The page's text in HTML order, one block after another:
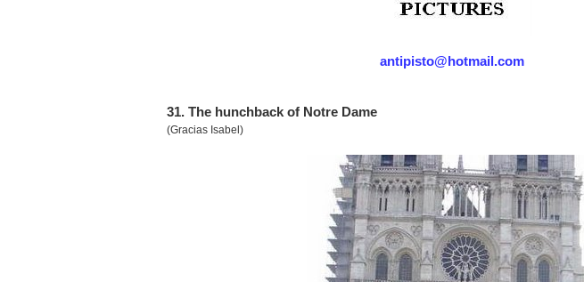
antipisto@hotmail.com
31. The hunchback of Notre Dame
(Gracias Isabel)